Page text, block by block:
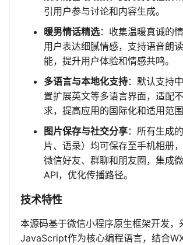
引用户参与讨论和内容生成。
暖男情话精选：收集温暖真诚的
用户表达细腻情感，支持语音朗
能，提升用户体验和情感共鸣。
多语言与本地化支持：默认支持
置扩展英文等多语言界面，适配
求，提高应用的国际化和适用范围
图片保存与社交分享：所有生成
片、语录）均可保存至手机相册
微信好友、群聊和朋友圈，集成
API，优化传播路径。
技术特性
本源码基于微信小程序原生框架开发，
JavaScript作为核心编程语言，结合